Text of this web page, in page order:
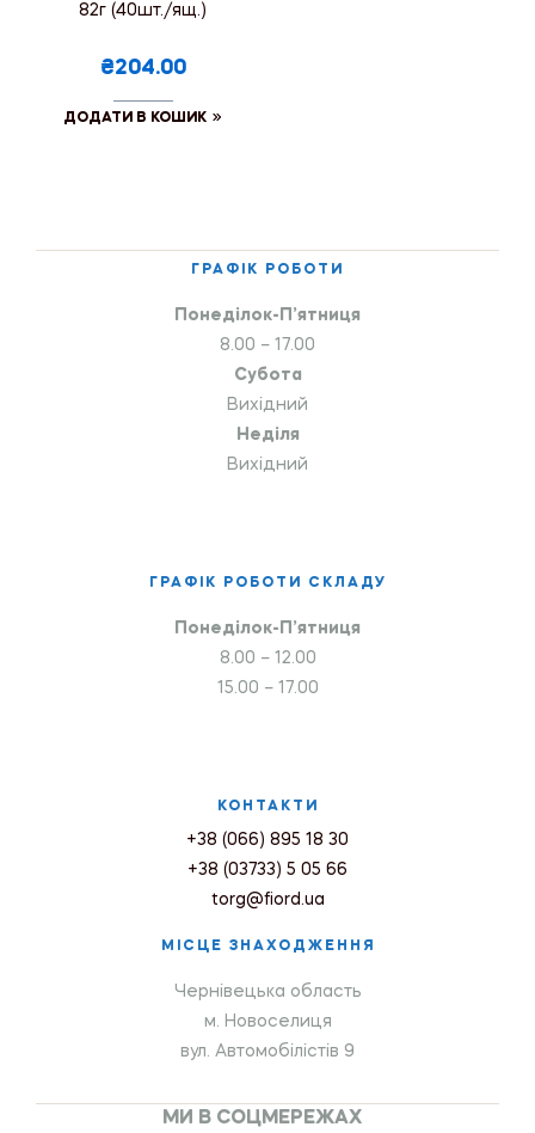
82г (40шт./ящ.)
₴204.00
ДОДАТИ В КОШИК
ГРАФІК РОБОТИ
Понеділок-П’ятниця
8.00 – 17.00
Субота
Вихідний
Неділя
Вихідний
ГРАФІК РОБОТИ СКЛАДУ
Понеділок-П’ятниця
8.00 – 12.00
15.00 – 17.00
КОНТАКТИ
+38 (066) 895 18 30
+38 (03733) 5 05 66
torg@fiord.ua
МІСЦЕ ЗНАХОДЖЕННЯ
Чернівецька область
м. Новоселиця
вул. Автомобілістів 9
МИ В СОЦМЕРЕЖАХ